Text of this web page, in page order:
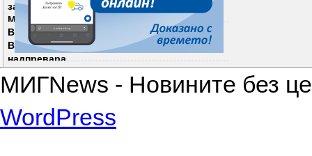
заради освирквания срещу
Митрофанова
В услуга на Андрей Гюров: Даниел
Вълчев се отказа от президентската
надпревара
МИГNews - Новините без
WordPress